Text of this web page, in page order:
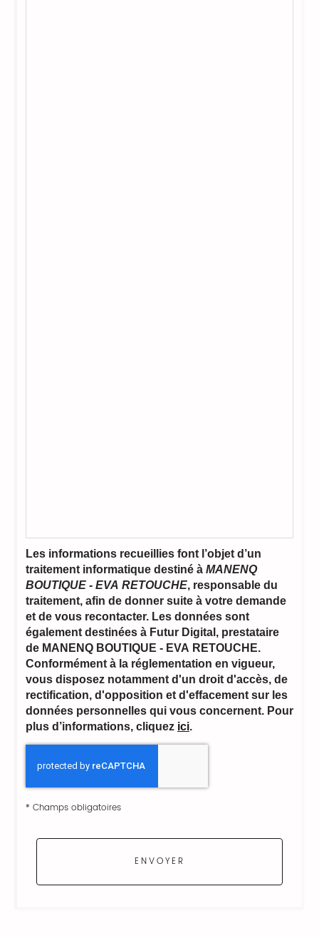
Les informations recueillies font l’objet d’un
traitement informatique destiné àMANENQ
BOUTIQUE - EVA RETOUCHE, responsable du
traitement, afin de donner suite à votre demande
et de vous recontacter. Les données sont
également destinées à Futur Digital, prestataire
de MANENQ BOUTIQUE - EVA RETOUCHE.
Conformément à la réglementation en vigueur,
vous disposez notamment d'un droit d'accès, de
rectification, d'opposition et d'effacement sur les
données personnelles qui vous concernent. Pour
plus d’informations, cliquez ici.
* Champs obligatoires